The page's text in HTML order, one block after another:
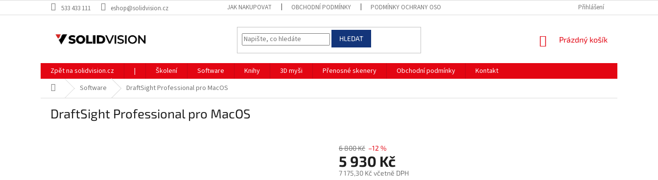
na
533 433 111 eshop@solidvision.cz JAK NAKUPOVAT OBCHODNÍ PODMÍNKY PODMÍNKY OCHRANY OSOBNÍCH ÚDAJŮ Přihlášení
HLEDAT
NÁKUPNÍ
Prázdný košík
Zpět na solidvision.cz | Školení Software Knihy 3D myši Přenosné skenery Obchodní podmínky
Kontakt
Domů Software DraftSight Professional pro MacOS
DraftSight Professional pro MacOS
6 800 Kč –12 %
5 930 Kč
7 175,30 Kč včetně DPH